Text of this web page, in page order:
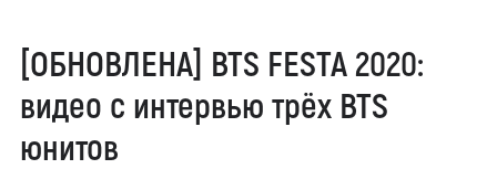
[ОБНОВЛЕНА] BTS FESTA 2020:
видео с интервью трёх BTS
юнитов